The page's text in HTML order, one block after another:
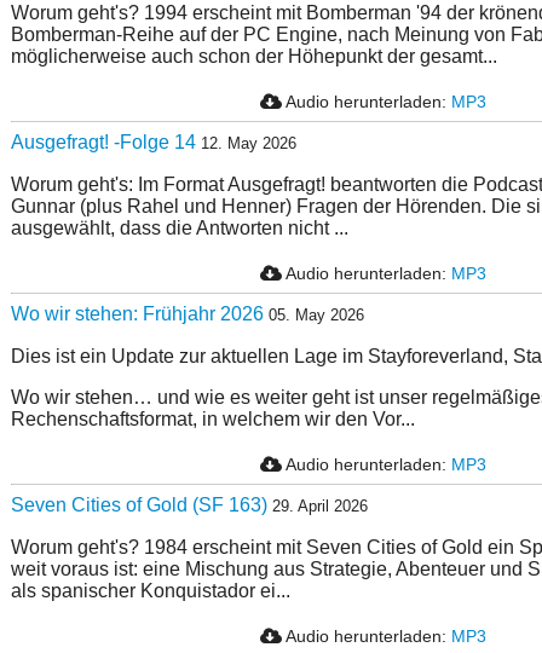
Worum geht's? 1994 erscheint mit Bomberman '94 der
Bomberman-Reihe auf der PC Engine, nach Meinung von
möglicherweise auch schon der Höhepunkt der gesamt...
Audio herunterladen: MP3
Ausgefragt! -Folge 14 12. May 2026
Worum geht's: Im Format Ausgefragt! beantworten die
Gunnar (plus Rahel und Henner) Fragen der Hörenden. Die
ausgewählt, dass die Antworten nicht ...
Audio herunterladen: MP3
Wo wir stehen: Frühjahr 2026 05. May 2026
Dies ist ein Update zur aktuellen Lage im Stayforeverland,
Wo wir stehen… und wie es weiter geht ist unser
Rechenschaftsformat, in welchem wir den Vor...
Audio herunterladen: MP3
Seven Cities of Gold (SF 163) 29. April 2026
Worum geht's? 1984 erscheint mit Seven Cities of Gold ein
weit voraus ist: eine Mischung aus Strategie, Abenteuer und
als spanischer Konquistador ei...
Audio herunterladen: MP3